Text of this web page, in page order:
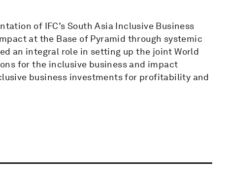
of IFC’s South Asia Inclusive Business
at the Base of Pyramid through systemic
an integral role in setting up the joint World
for the inclusive business and impact
business investments for profitability and